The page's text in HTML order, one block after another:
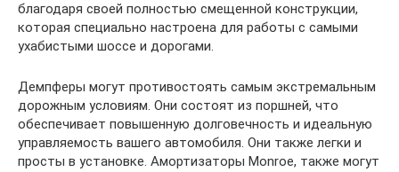
благодаря своей полностью смещенной конструкции,
которая специально настроена для работы с самыми
ухабистыми шоссе и дорогами.
Демпферы могут противостоять самым экстремальным
дорожным условиям. Они состоят из поршней, что
обеспечивает повышенную долговечность и идеальную
управляемость вашего автомобиля. Они также легки и
просты в установке. Амортизаторы Monroe, также могут